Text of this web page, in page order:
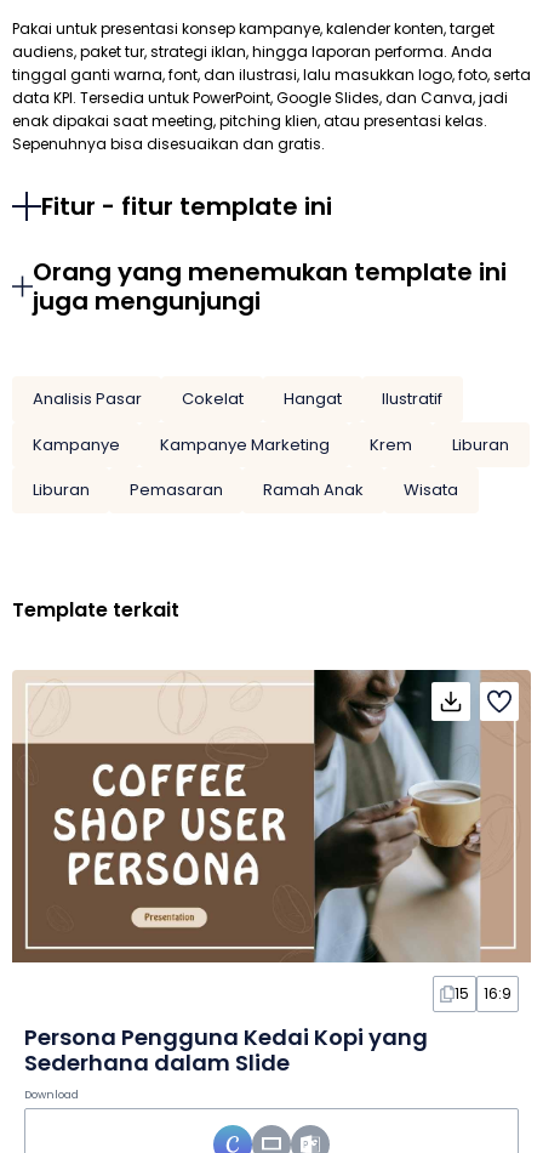
Pakai untuk presentasi konsep kampanye, kalender konten, target
audiens, paket tur, strategi iklan, hingga laporan performa. Anda
tinggal ganti warna, font, dan ilustrasi, lalu masukkan logo, foto, serta
data KPI. Tersedia untuk PowerPoint, Google Slides, dan Canva, jadi
enak dipakai saat meeting, pitching klien, atau presentasi kelas.
Sepenuhnya bisa disesuaikan dan gratis.
Fitur - fitur template ini
Orang yang menemukan template ini
juga mengunjungi
Analisis Pasar Cokelat Hangat
Ilustratif
Kampanye
Kampanye Marketing Krem
Liburan
Liburan
Pemasaran Ramah Anak Wisata
Template terkait
15 16:9
Persona Pengguna Kedai Kopi yang
Sederhana dalam Slide
Download